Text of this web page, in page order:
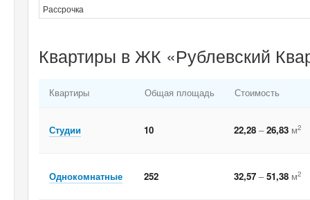
Рассрочка
Квартиры в ЖК «Рублевский
Квартиры Общая площадь Стоимость
Студии 10 22,28 –26,83 м2
Однокомнатные 252 32,57 –51,38 м2